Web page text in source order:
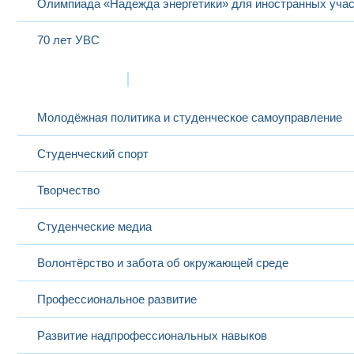
Олимпиада «Надежда энергетики» для иностранных
70 лет УВС
Молодёжная политика и студенческое самоуправление
Студенческий спорт
Творчество
Студенческие медиа
Волонтёрство и забота об окружающей среде
Профессиональное развитие
Развитие надпрофессиональных навыков